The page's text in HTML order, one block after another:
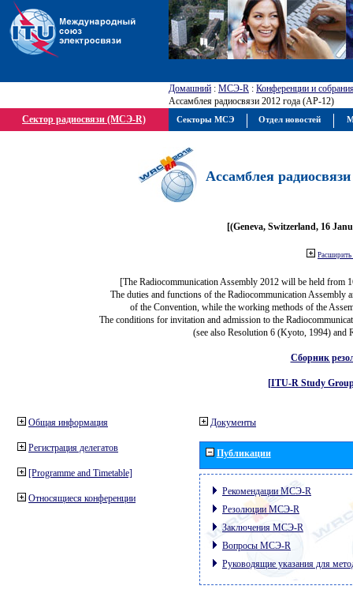
Домашний : МСЭ-R : Конференции и
Ассамблея радиосвязи 2012 года (АР-12)
Сектор радиосвязи (МСЭ-R)
Ассамблея
[(Geneva, Switzerland, 16
Расширить
[The Radiocommunication Assembly 2012 will be held from
The duties and functions of the Radiocommunication
of the Convention, while the working methods of the
The conditions for invitation and admission to the
(see also Resolution 6 (Kyoto, 1994) and
Сборник
[ITU-R Study
Общая информация
Регистрация делегатов
[Programme and Timetable]
Относящиеся конференции
Документы
Публикации
Рекомендации МСЭ-R
Резолюции МСЭ-R
Заключения МСЭ-R
Вопросы МСЭ-R
Руководящие указания для
Секторы МСЭ Отдел новостей